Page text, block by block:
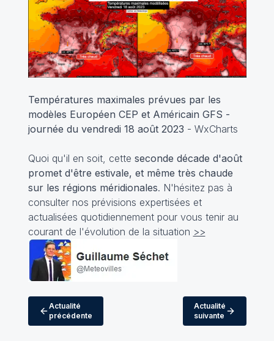
Températures maximales prévues par les
modèles Européen CEP et Américain GFS -
journée du vendredi 18 août 2023 - WxCharts
Quoi qu'il en soit, cette seconde décade d'août
promet d'être estivale, et même très chaude
sur les régions méridionales. N'hésitez pas à
consulter nos prévisions expertisées et
actualisées quotidiennement pour vous tenir au
courant de l'évolution de la situation >>
Actualité
précédente
Actualité
suivante